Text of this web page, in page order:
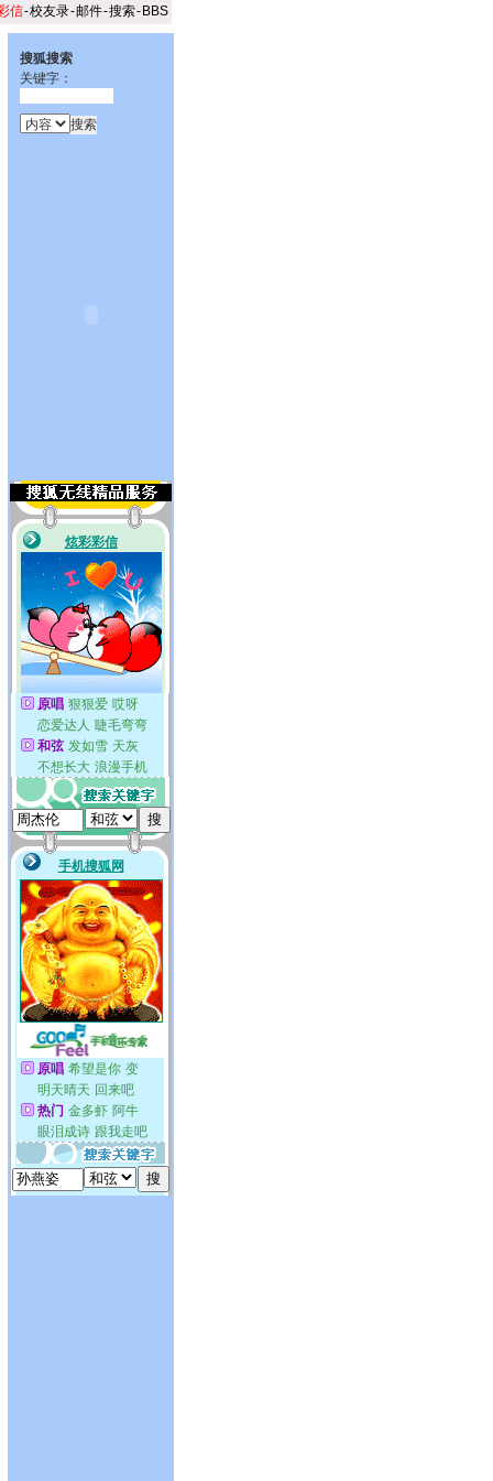
信-校友录-邮件-搜索- BBS
搜狐搜索
关键字：